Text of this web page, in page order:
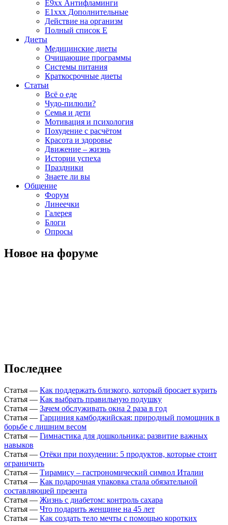
E9xx Антифламинги
E1xxx Дополнительные
Действие на организм
Полный список E
Диеты
Медицинские диеты
Очищающие программы
Системы питания
Краткосрочные диеты
Статьи
Всё о еде
Чудо-пилюли?
Семья и дети
Мотивация и психология
Похудение с расчётом
Красота и здоровье
Движение – жизнь
Истории успеха
Праздники
Знаете ли вы
Общение
Форум
Линеечки
Галерея
Блоги
Опросы
Новое на форуме
Последнее
Статья — Как поддержать близкого, который бросает курить
Статья — Как выбрать правильную подушку
Статья — Зачем обслуживать окна 2 раза в год
Статья — Гарциния камбоджийская: природный помощник в
борьбе с лишним весом
Статья — Гимнастика для дошкольника: развитие важных
навыков
Статья — Отёки при похудении: 5 продуктов, которые стоит
ограничить
Статья — Тирамису – гастрономический символ Италии
Статья — Как подарочная упаковка стала обязательной
составляющей презента
Статья — Жизнь с диабетом: контроль сахара
Статья — Что подарить женщине на 45 лет
Статья — Как создать тело мечты с помощью коротких